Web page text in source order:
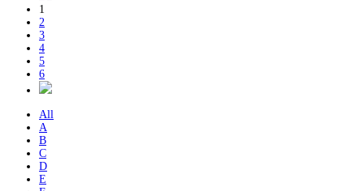
1
2
3
4
5
6
All
A
B
C
D
E